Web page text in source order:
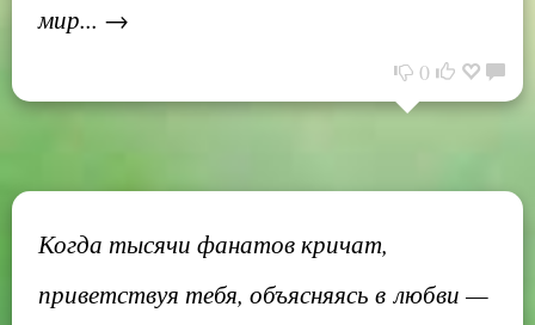
мир... →
0
Когда тысячи фанатов кричат,
приветствуя тебя, объясняясь в любви —